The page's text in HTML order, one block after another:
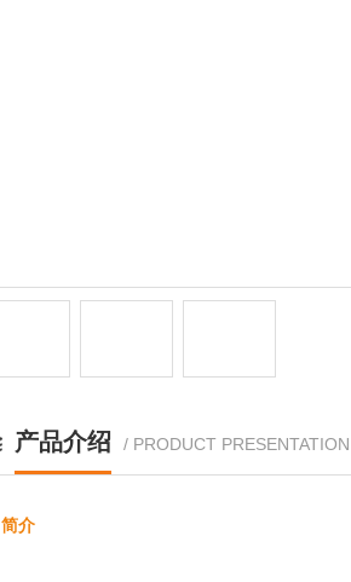
产品介绍 / PRODUCT PRESENTATION
简介